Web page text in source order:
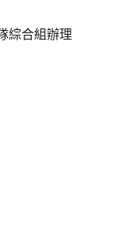
綜合組辦理